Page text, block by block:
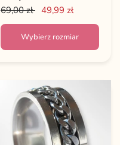
69,00 zł 49,99 zł
Wybierz rozmiar